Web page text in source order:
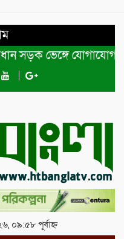
ভেঙ্গে যোগাযোগ বিছিন্ন
০৯:৫৮ পূর্বাহ্ন